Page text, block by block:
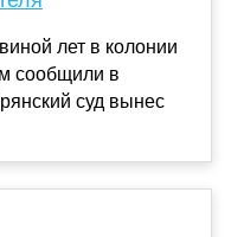
лет в колонии
сообщили в
суд вынес